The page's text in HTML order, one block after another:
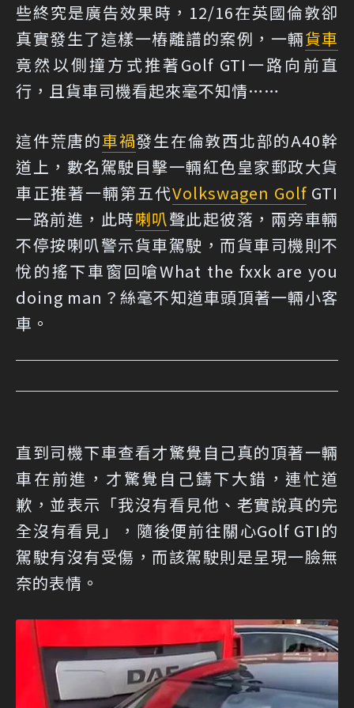
些終究是廣告效果時，12/16在英國倫敦卻
真實發生了這樣一樁離譜的案例，一輛貨車
竟然以側撞方式推著Golf GTI一路向前直
行，且貨車司機看起來毫不知情……
這件荒唐的車禍發生在倫敦西北部的A40幹
道上，數名駕駛目擊一輛紅色皇家郵政大貨
車正推著一輛第五代Volkswagen Golf GTI
一路前進，此時喇叭聲此起彼落，兩旁車輛
不停按喇叭警示貨車駕駛，而貨車司機則不
悅的搖下車窗回嗆What the fxxk are you
doing man？絲毫不知道車頭頂著一輛小客
車。
直到司機下車查看才驚覺自己真的頂著一輛
車在前進，才驚覺自己鑄下大錯，連忙道
歉，並表示「我沒有看見他、老實說真的完
全沒有看見」，隨後便前往關心Golf GTI的
駕駛有沒有受傷，而該駕駛則是呈現一臉無
奈的表情。